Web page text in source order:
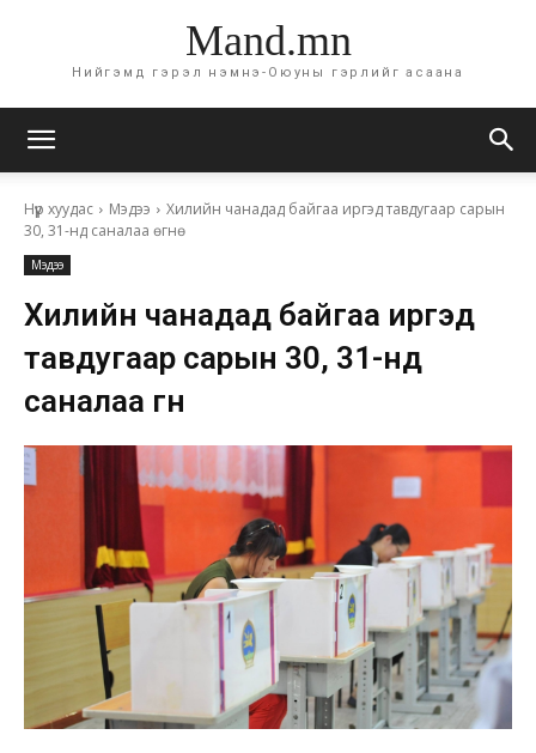
Mand.mn
Нийгэмд гэрэл нэмнэ-Оюуны гэрлийг асаана
Нүүр хуудас Мэдээ
Хилийн чанадад байгаа иргэд тавдугаар сарын
30, 31-нд саналаа өгнө
Мэдээ
Хилийн чанадад байгаа иргэд
тавдугаар сарын 30, 31-нд
саналаа өгнө